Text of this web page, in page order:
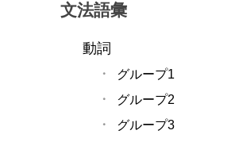
文法語彙
動詞
グループ1
グループ2
グループ3